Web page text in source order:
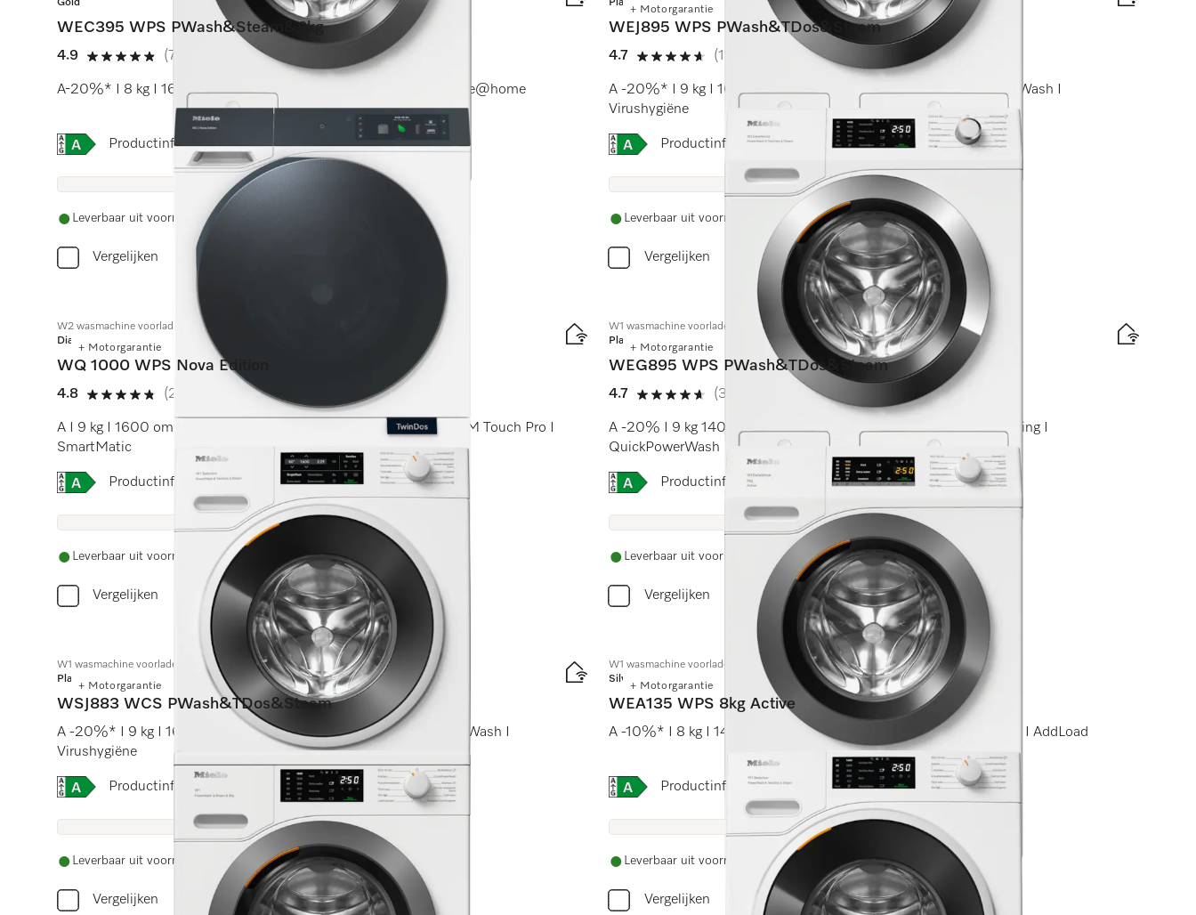
Gold
WEC395 WPS PWash&Steam&8kg
4.9
4.9 sterren op 5
(7 beoordelingen)
A-20%* I 8 kg I 1600 tpm I SteamCare I QuickPowerWash I Miele@home
Online Label Flag, Energielabel
Productinformatieblad
Leverbaar uit voorraad met gratis levering
Vergelijken
+ Motorgarantie
Platinum
WEJ895 WPS PWash&TDos&Steam
4.7
4.7 sterren op 5
(11 beoordelingen)
A -20%* I 9 kg I 1600 omw/min I Autom. dosering I QuickPowerWash I
Virushygiëne
Online Label Flag, Energielabel
Productinformatieblad
Leverbaar uit voorraad met gratis levering
Vergelijken
+ Motorgarantie
W2 wasmachine voorlader
Diamond
WQ 1000 WPS Nova Edition
4.8
4.8 sterren op 5
(24 beoordelingen)
A I 9 kg I 1600 omw/min I InfinityCare I Automatische dosering I M Touch Pro I
SmartMatic
Online Label Flag, Energielabel
Productinformatieblad
Leverbaar uit voorraad met gratis levering
Vergelijken
+ Motorgarantie
W1 wasmachine voorlader:
Platinum
WEG895 WPS PWash&TDos&Steam
4.7
4.7 sterren op 5
(3 beoordelingen)
A -20% I 9 kg 1400 omw./min I SteamCare I Automatische dosering I
QuickPowerWash
Online Label Flag, Energielabel
Productinformatieblad
Leverbaar uit voorraad met gratis levering
Vergelijken
+ Motorgarantie
W1 wasmachine voorlader:
Platinum
WSJ883 WCS PWash&TDos&Steam
A -20%* I 9 kg I 1600 omw/min I Autom. dosering I QuickPowerWash I
Virushygiëne
Online Label Flag, Energielabel
Productinformatieblad
Leverbaar uit voorraad met gratis levering
Vergelijken
+ Motorgarantie
W1 wasmachine voorlader:
Silver
WEA135 WPS 8kg Active
A -10%* I 8 kg I 1400 omw./min I CapDosing I SoftCare-trommel I AddLoad
Online Label Flag, Energielabel
Productinformatieblad
Leverbaar uit voorraad met gratis levering
Vergelijken